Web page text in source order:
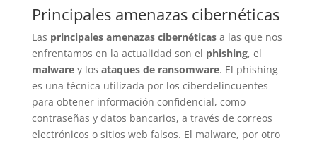
Principales amenazas cibernéticas
Las principales amenazas cibernéticasa las que nos
enfrentamos en la actualidad son el phishing, el
malwarey los ataques de ransomware. El phishing
es una técnica utilizada por los ciberdelincuentes
para obtener información confidencial, como
contraseñas y datos bancarios, a través de correos
electrónicos o sitios web falsos. El malware, por otro